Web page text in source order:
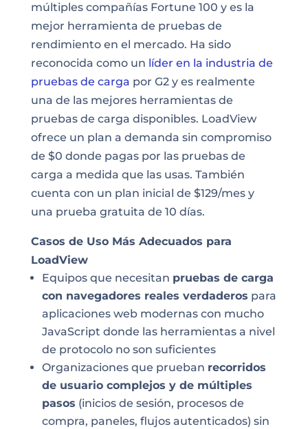
múltiples compañías Fortune 100 y es la
mejor herramienta de pruebas de
rendimiento en el mercado. Ha sido
reconocida como un líder en la industria de
pruebas de carga por G2 y es realmente
una de las mejores herramientas de
pruebas de carga disponibles. LoadView
ofrece un plan a demanda sin compromiso
de $0 donde pagas por las pruebas de
carga a medida que las usas. También
cuenta con un plan inicial de $129/mes y
una prueba gratuita de 10 días.
Casos de Uso Más Adecuados para
LoadView
Equipos que necesitan pruebas de carga
con navegadores reales verdaderos para
aplicaciones web modernas con mucho
JavaScript donde las herramientas a nivel
de protocolo no son suficientes
Organizaciones que prueban recorridos
de usuario complejos y de múltiples
pasos (inicios de sesión, procesos de
compra, paneles, flujos autenticados) sin